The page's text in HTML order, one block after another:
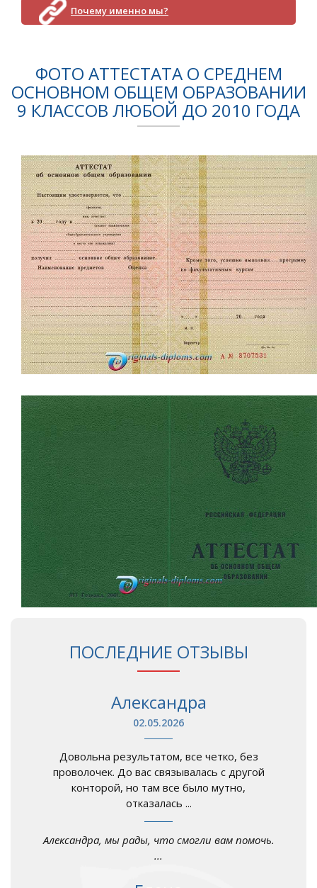
Почему именно мы?
ФОТО АТТЕСТАТА О СРЕДНЕМ
ОСНОВНОМ ОБЩЕМ ОБРАЗОВАНИИ
9 КЛАССОВ ЛЮБОЙ ДО 2010 ГОДА
ПОСЛЕДНИЕ ОТЗЫВЫ
Александра
02.05.2026
Довольна результатом, все четко, без
проволочек. До вас связывалась с другой
конторой, но там все было мутно,
отказалась ...
Александра, мы рады, что смогли вам помочь.
...